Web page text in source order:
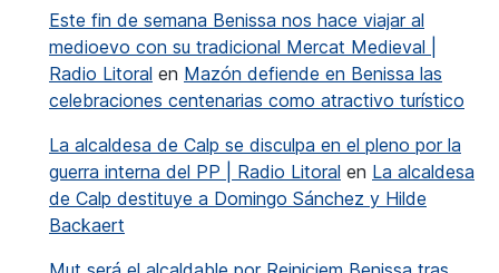
Este fin de semana Benissa nos hace viajar al
medioevo con su tradicional Mercat Medieval |
Radio Litoral en Mazón defiende en Benissa las
celebraciones centenarias como atractivo turístico
La alcaldesa de Calp se disculpa en el pleno por la
guerra interna del PP | Radio Litoral en La alcaldesa
de Calp destituye a Domingo Sánchez y Hilde
Backaert